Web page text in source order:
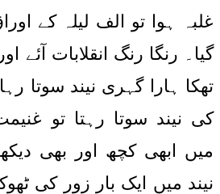
غلبہ ہوا تو الف لیلہ کے
گیا۔ رنگا رنگ انقلابات آئے
تھکا ہارا گہری نیند سوتا
کی نیند سوتا رہتا تو
میں ابھی کچھ اور بھی
نیند میں ایک بار زور کی